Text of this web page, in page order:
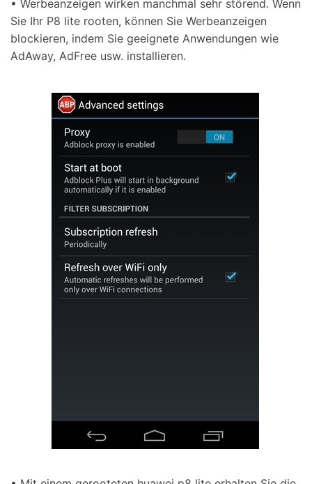
• Werbeanzeigen wirken manchmal sehr störend. Wenn
Sie Ihr P8 lite rooten, können Sie Werbeanzeigen
blockieren, indem Sie geeignete Anwendungen wie
AdAway, AdFree usw. installieren.